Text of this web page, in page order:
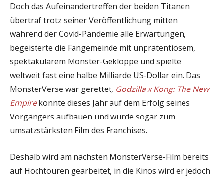
Doch das Aufeinandertreffen der beiden Titanen
übertraf trotz seiner Veröffentlichung mitten
während der Covid-Pandemie alle Erwartungen,
begeisterte die Fangemeinde mit unprätentiösem,
spektakulärem Monster-Gekloppe und spielte
weltweit fast eine halbe Milliarde US-Dollar ein. Das
MonsterVerse war gerettet, Godzilla x Kong: The New
Empirekonnte dieses Jahr auf dem Erfolg seines
Vorgängers aufbauen und wurde sogar zum
umsatzstärksten Film des Franchises.
Deshalb wird am nächsten MonsterVerse-Film bereits
auf Hochtouren gearbeitet, in die Kinos wird er jedoch